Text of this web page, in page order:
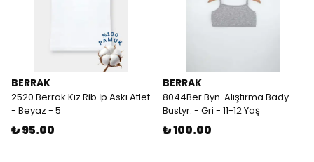
BERRAK
2520 Berrak Kız Rib.İp Askı Atlet
- Beyaz - 5
₺ 95.00
BERRAK
8044Ber.Byn. Alıştırma Bady
Bustyr. - Gri - 11-12 Yaş
₺ 100.00